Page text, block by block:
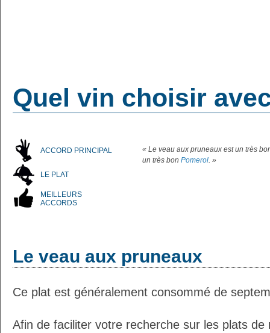
Quel vin choisir
ACCORD PRINCIPAL
LE PLAT
MEILLEURS
ACCORDS
« Le veau aux pruneaux est un très
un très bon Pomerol. »
Le veau aux pruneaux
Ce plat est généralement consommé de
Afin de faciliter votre recherche sur les plats